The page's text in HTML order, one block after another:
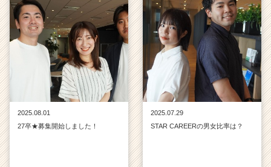
2025.08.01
27卒★募集開始しました！
2025.07.29
STAR CAREERの男女比率は？